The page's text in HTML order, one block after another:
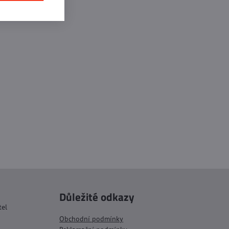
Důležité odkazy
Obchodní podmínky